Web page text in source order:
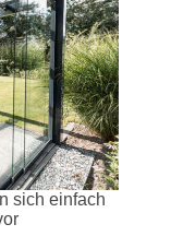
sich einfach